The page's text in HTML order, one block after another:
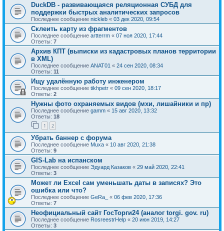
DuckDB - развивающаяся реляционная СУБД для
поддержки быстрых аналитических запросов
Последнее сообщение nickleb « 03 дек 2020, 09:54
Склеить карту из фрагментов
Последнее сообщение artterrm « 07 ноя 2020, 17:44
Ответы: 7
Архив КПТ (выписки из кадастровых планов территории
в XML)
Последнее сообщение ANAT01 « 24 сен 2020, 08:34
Ответы: 11
Ищу удалённую работу инженером
Последнее сообщение tikhpetr « 09 сен 2020, 18:17
Ответы: 2
Нужны фото охраняемых видов (мхи, лишайники и пр)
Последнее сообщение gamm « 15 авг 2020, 13:32
Ответы: 18
1 2
Убрать баннер с форума
Последнее сообщение Muxa « 10 авг 2020, 21:38
Ответы: 9
GIS-Lab на испанском
Последнее сообщение Эдуард Казаков « 29 май 2020, 22:41
Ответы: 3
Может ли Excel сам уменьшать даты в записях? Это
ошибка или что?
Последнее сообщение GeRa_ « 06 фев 2020, 17:36
Ответы: 7
Неофициальный сайт ГосТорги24 (аналог torgi. gov. ru)
Последнее сообщение RosreestrHelp « 20 июн 2019, 14:27
Ответы: 3